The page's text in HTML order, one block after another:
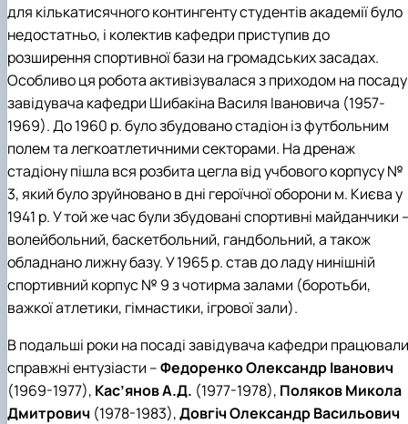
для кількатисячного контингенту студентів академії було
недостатньо, і колектив кафедри приступив до
розширення спортивної бази на громадських засадах.
Особливо ця робота активізувалася з приходом на посаду
завідувача кафедри Шибакіна Василя Івановича (1957-
1969). До 1960 р. було збудовано стадіон із футбольним
полем та легкоатлетичними секторами. На дренаж
стадіону пішла вся розбита цегла від учбового корпусу №
3, який було зруйновано в дні героїчної оборони м. Києва у
1941 р. У той же час були збудовані спортивні майданчики
волейбольний, баскетбольний, гандбольний, а також
обладнано лижну базу. У 1965 р. став до ладу нинішній
спортивний корпус № 9 з чотирма залами (боротьби,
важкої атлетики, гімнастики, ігрової зали).
В подальші роки на посаді завідувача кафедри працювали
справжні ентузіасти –Федоренко Олександр Іванович
(1969-1977), Кас’янов А.Д. (1977-1978), Поляков Микола
Дмитрович (1978-1983),Довгіч Олександр Васильович